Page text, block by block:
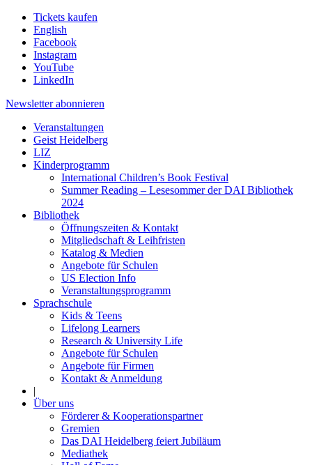
Tickets kaufen
English
Facebook
Instagram
YouTube
LinkedIn
Newsletter abonnieren
Veranstaltungen
Geist Heidelberg
LIZ
Kinderprogramm
International Children’s Book Festival
Summer Reading – Lesesommer der DAI Bibliothek
2024
Bibliothek
Öffnungszeiten & Kontakt
Mitgliedschaft & Leihfristen
Katalog & Medien
Angebote für Schulen
US Election Info
Veranstaltungsprogramm
Sprachschule
Kids & Teens
Lifelong Learners
Research & University Life
Angebote für Schulen
Angebote für Firmen
Kontakt & Anmeldung
|
Über uns
Förderer & Kooperationspartner
Gremien
Das DAI Heidelberg feiert Jubiläum
Mediathek